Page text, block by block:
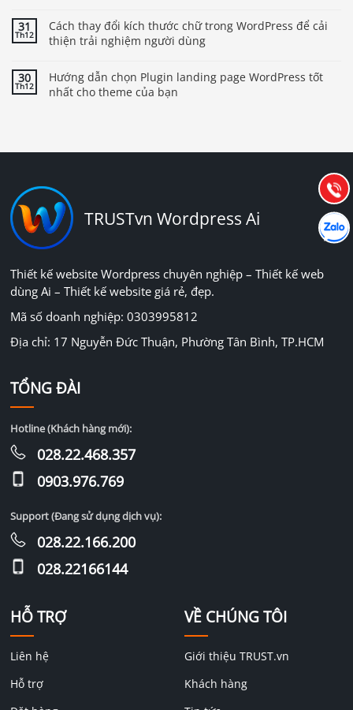
31
Th12
Cách thay đổi kích thước chữ trong WordPress để cải
thiện trải nghiệm người dùng
30
Th12
Hướng dẫn chọn Plugin landing page WordPress tốt
nhất cho theme của bạn
TRUSTvn Wordpress Ai
Thiết kế website Wordpress chuyên nghiệp – Thiết kế web
dùng Ai – Thiết kế website giá rẻ, đẹp.
Mã số doanh nghiệp: 0303995812
Địa chỉ: 17 Nguyễn Đức Thuận, Phường Tân Bình, TP.HCM
HỖ TRỢ
Liên hệ
Hỗ trợ
VỀ CHÚNG TÔI
Giới thiệu TRUST.vn
Khách hàng
TỔNG ĐÀI
Hotline (Khách hàng mới):
028.22.468.357
0903.976.769
Support (Đang sử dụng dịch vụ):
028.22.166.200
028.22166144
Gọi
Hướng dẫn & Hỗ trợ:
(028) 22.166.144
Chát
Hợp tác